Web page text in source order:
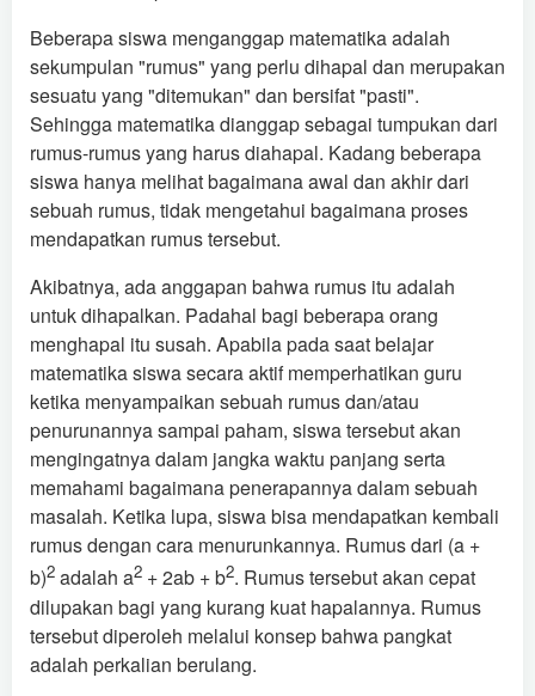
Beberapa siswa menganggap matematika adalah
sekumpulan "rumus" yang perlu dihapal dan merupakan
sesuatu yang "ditemukan" dan bersifat "pasti".
Sehingga matematika dianggap sebagai tumpukan dari
rumus-rumus yang harus diahapal. Kadang beberapa
siswa hanya melihat bagaimana awal dan akhir dari
sebuah rumus, tidak mengetahui bagaimana proses
mendapatkan rumus tersebut.
Akibatnya, ada anggapan bahwa rumus itu adalah
untuk dihapalkan. Padahal bagi beberapa orang
menghapal itu susah. Apabila pada saat belajar
matematika siswa secara aktif memperhatikan guru
ketika menyampaikan sebuah rumus dan/atau
penurunannya sampai paham, siswa tersebut akan
mengingatnya dalam jangka waktu panjang serta
memahami bagaimana penerapannya dalam sebuah
masalah. Ketika lupa, siswa bisa mendapatkan kembali
rumus dengan cara menurunkannya. Rumus dari (a +
b)2 adalah a2 + 2ab + b2. Rumus tersebut akan cepat
dilupakan bagi yang kurang kuat hapalannya. Rumus
tersebut diperoleh melalui konsep bahwa pangkat
adalah perkalian berulang.